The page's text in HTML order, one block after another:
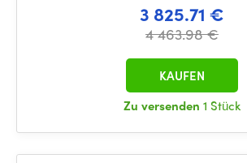
3 825.71 €
4 463.98 €
Zu versenden 1 Stück
KAUFEN